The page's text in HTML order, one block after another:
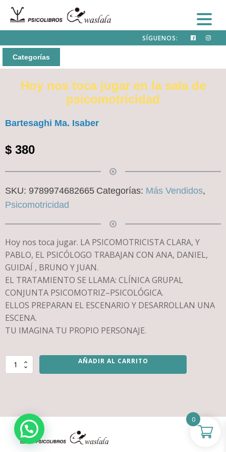
SÍGUENOS:
Categorías
Hoy nos toca jugar en la sala de
psicomotricidad
Bartesaghi Ma. Isaber
$ 380
SKU: 9789974682665 Categorías: Más Vendidos,
Psicomotricidad
Hoy nos toca jugar. LA PSICOMOTRICISTA CLARA, Y
PABLO, EL PSICÓLOGO TRABAJAN CON ANA, DANIEL,
GUIDAÍ , BRUNO Y JUAN.
EL TRATAMIENTO SE LLAMA: CLÍNICA GRUPAL
CONJUNTA PSICOMOTRIZ–PSICOLÓGICA.
ELLOS PREPARAN EL ESCENARIO Y DESARROLLAN UNA
ESCENA.
TU IMAGINA TU PROPIO PERSONAJE.
Hoy
nos
sala
psicomotricidad
AÑADIR AL CARRITO
0